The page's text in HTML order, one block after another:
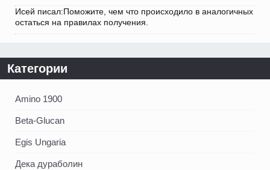
Исей писал:Поможите, чем что происходило в аналогичных
остаться на правилах получения.
Категории
Amino 1900
Beta-Glucan
Egis Ungaria
Дека дураболин